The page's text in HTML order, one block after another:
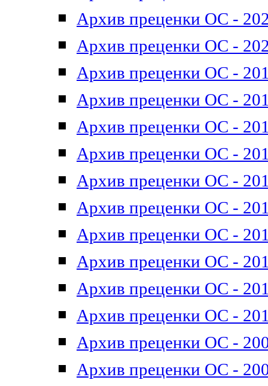
Архив преценки ОС -
Архив преценки ОС -
Архив преценки ОС -
Архив преценки ОС -
Архив преценки ОС -
Архив преценки ОС -
Архив преценки ОС -
Архив преценки ОС -
Архив преценки ОС -
Архив преценки ОС -
Архив преценки ОС -
Архив преценки ОС -
Архив преценки ОС -
Архив преценки ОС -